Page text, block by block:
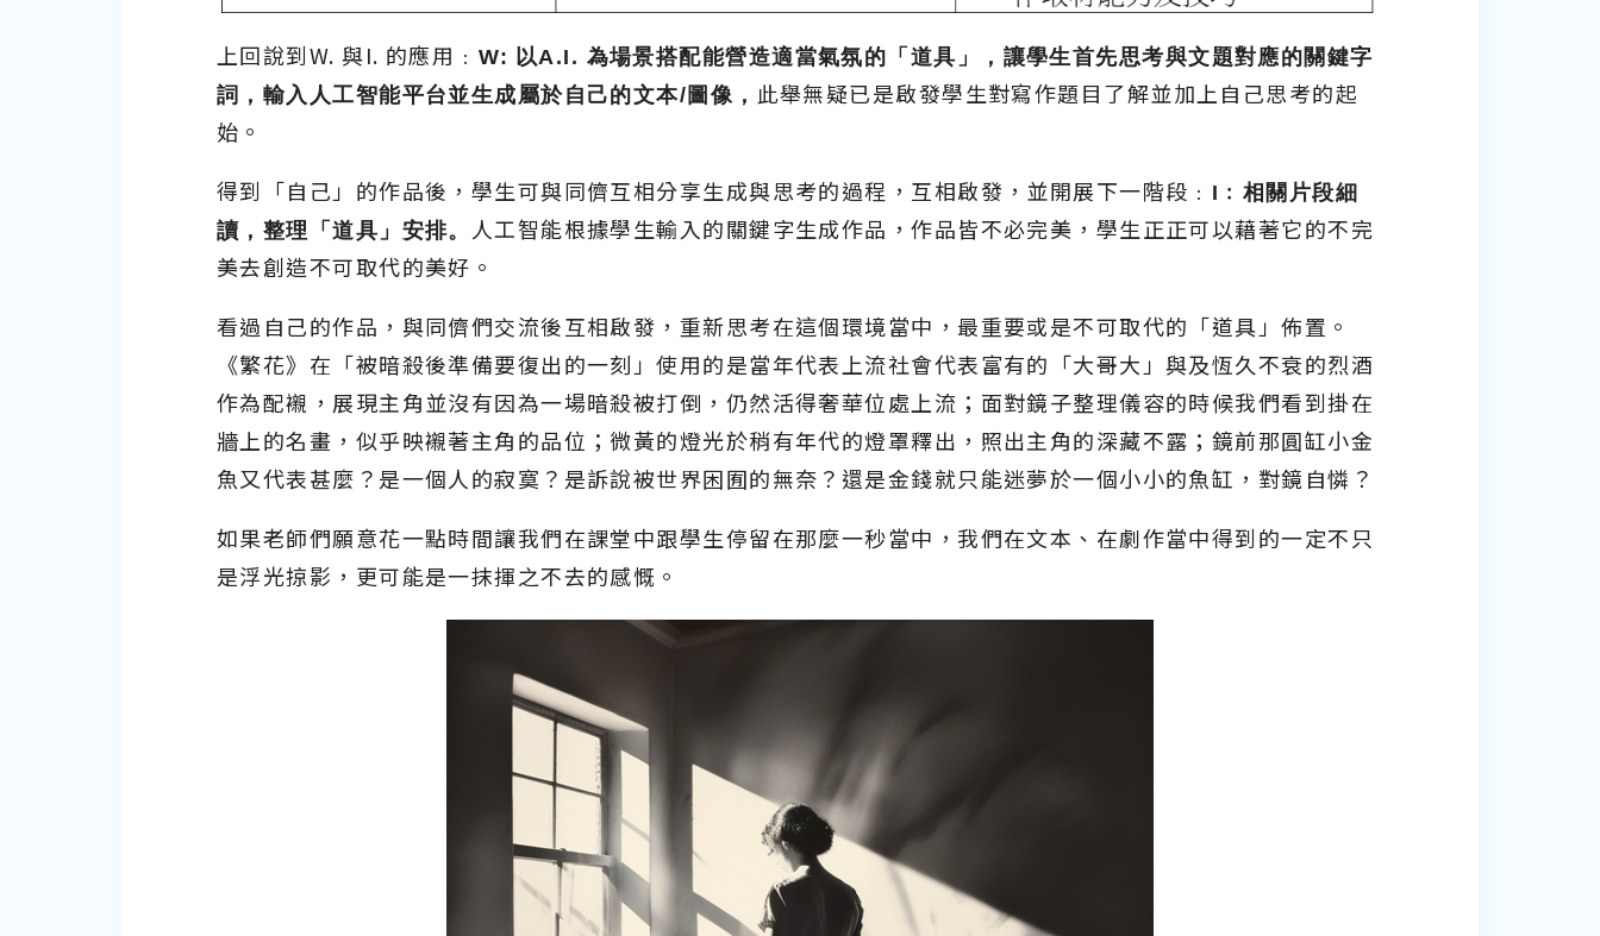
上回說到W. 與I. 的應用﹕ W: 以A.I. 為場景搭配能營造適當氣氛的「道具」，讓學生首先思考與文題對應的關 鍵字
詞，輸入人工智能平台並生成屬於自己的文本/ 圖像， 此舉無疑已是啟發學生對寫作題目了解並加上自己思考的起
始。
得到「自己」的作品後，學生可與同儕互相分享生成與思考的過程，互相啟發，並開展下一階段﹕
﹕相關片段細
讀，整理「道具」安排。 人工智能根據學生輸入的關鍵字生成作品，作品皆不必完美，學生正正可以藉著它的不完
美去創造不可取代的美好。
看過自己的作品，與同儕們交流後互相啟發，重新思考在這個環境當中，最重要或是不可取代的「道具」佈置。
《繁花》在「被暗殺後準備要復出的一刻」使用的是當年代表上流社會代表富有的「大哥大」與及恆久不衰的烈酒
作為配襯，展現主角並沒有因為一場暗殺被打倒，仍然活得奢華位處上流；面對鏡子整理儀容的時候我們看到掛在
牆上的名畫，似乎映襯著主角的品位；微黃的燈光於稍有年代的燈罩釋出，照出主角的深藏不露；鏡前那圓缸小金
魚又代表甚麼？是一個人的寂寞？是訴說被世界困囿的無奈？還是金錢就只能迷夢於一個小小的魚缸，對鏡自憐？
如果老師們願意花一點時間讓我們在課堂中跟學生停留在那麼一秒當中，我們在文本、在劇作當中得到的一定不只
是浮光掠影，更可能是一抹揮之不去的感慨。